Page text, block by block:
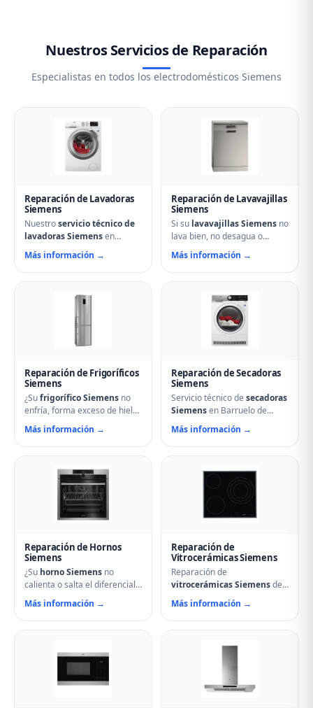
Nuestros Servicios de Reparación
Especialistas en todos los electrodomésticos Siemens
Reparación de Lavadoras
Siemens
Nuestroservicio técnico de
lavadoras Siemensen
Barruelo de Santullán
soluciona cualquier avería:
problemas de centrifugado,
anormales, fallos en el
desagüe. Técnicos
especializados con repuestos
originales Siemens y
Más información →
Reparación de Lavavajillas
Siemens
Si su lavavajillas Siemens no
lava bien, no desagua o
muestra errores en el display,
nuestro servicio técnico en
Barruelo de Santullán puede
aspersores obstruidos,
bombas de desagüe,
problemas de secado y fallos
electrónicos con piezas
Más información →
Reparación de Frigoríficos
Siemens
¿Sufrigorífico Siemens no
enfría, forma exceso de hielo
o hace ruidos extraños?
Nuestros técnicos en
Barruelo de Santullán
termostatos, sistemas No
Frost, fugas de gas
refrigerante y problemas de
descarche. Servicio urgente
para evitar pérdida de
Más información →
Reparación de Secadoras
Siemens
Servicio técnico de secadoras
Siemensen Barruelo de
Santullán. Reparamos
problemas de calentamiento,
tambor que no gira,
condensadores averiados y
fallos en el secado.
Mantenimiento preventivo y
limpieza de filtros incluido en
Más información →
Reparación de Hornos
Siemens
¿Su horno Siemens no
calienta o salta el diferencial?
Nuestro servicio técnico en
Barruelo de Santullán repara
resistencias, ventiladores,
Especialistas en hornos
multifunción, pirolíticos y de
vapor Siemens.
Más información →
Reparación de
Vitrocerámicas Siemens
Reparación de
vitrocerámicas Siemensde
inducción y de cocción en
Barruelo de Santullán.
Solucionamos fuegos que no
mandos que no responden,
fallos en módulos de
inducción y problemas de
regulación de temperatura.
Más información →